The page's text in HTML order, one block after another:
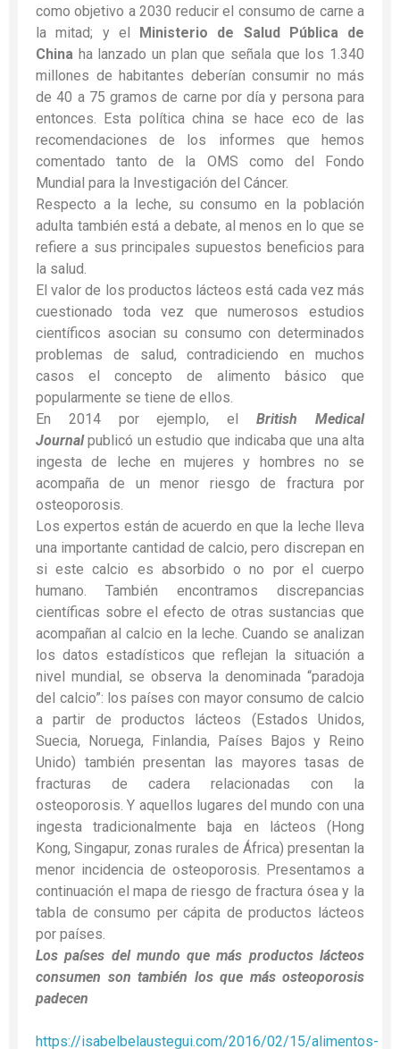
como objetivo a 2030 reducir el consumo de carne a
la mitad; y el
Ministerio de Salud Pública de
China ha lanzado un plan que señala que los 1.340
millones de habitantes deberían consumir no más
de 40 a 75 gramos de carne por día y persona para
entonces. Esta política china se hace eco de las
recomendaciones de los informes que hemos
comentado tanto de la OMS como del Fondo
Mundial para la Investigación del Cáncer.
Respecto a la leche, su consumo en la población
adulta también está a debate, al menos en lo que se
refiere a sus principales supuestos beneficios para
la salud.
El valor de los productos lácteos está cada vez más
cuestionado toda vez que numerosos estudios
científicos asocian su consumo con determinados
problemas de salud, contradiciendo en muchos
casos el concepto de alimento básico que
popularmente se tiene de ellos.
En 2014 por ejemplo, elBritish Medical
Journalpublicó un estudio que indicaba que una alta
ingesta de leche en mujeres y hombres no se
acompaña de un menor riesgo de fractura por
osteoporosis.
Los expertos están de acuerdo en que la leche lleva
una importante cantidad de calcio, pero discrepan en
si este calcio es absorbido o no por el cuerpo
humano. También encontramos discrepancias
científicas sobre el efecto de otras sustancias que
acompañan al calcio en la leche. Cuando se analizan
los datos estadísticos que reflejan la situación a
nivel mundial, se observa la denominada “paradoja
del calcio”: los países con mayor consumo de calcio
a partir de productos lácteos (Estados Unidos,
Suecia, Noruega, Finlandia, Países Bajos y Reino
Unido) también presentan las mayores tasas de
fracturas de cadera relacionadas con la
osteoporosis. Y aquellos lugares del mundo con una
ingesta tradicionalmente baja en lácteos (Hong
Kong, Singapur, zonas rurales de África) presentan la
menor incidencia de osteoporosis. Presentamos a
continuación el mapa de riesgo de fractura ósea y la
tabla de consumo per cápita de productos lácteos
por países.
Los países del mundo que más productos lácteos
consumen son también los que más osteoporosis
padecen
https://isabelbelaustegui.com/2016/02/15/alimentos-